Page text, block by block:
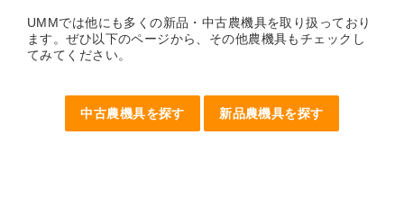
UMMでは他にも多くの新品・中古農機具を取り扱っており
ます。ぜひ以下のページから、その他農機具もチェックし
てみてください。
中古農機具を探す 新品農機具を探す